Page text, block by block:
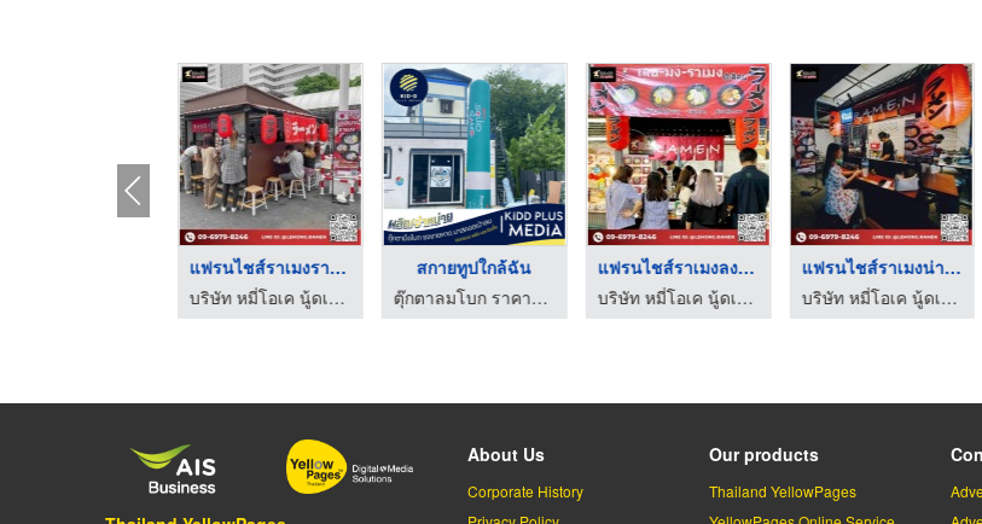
แฟรนไชส์ราเมงราคาถูก
บริษัท หมี่โอเค นู้ดเดิ้ล จำกัด
สกายทูปใกล้ฉัน
ตุ๊กตาลมโบก ราคาถูก - คิดดี พลัส มีเดีย
แฟรนไชส์ราเมงลงทุนน้ ...
บริษัท หมี่โอเค นู้ดเดิ้ล จำกัด
แฟรนไชส์ราเมงน่าลงทุ ...
บริษัท หมี่โอเค นู้ดเดิ้ล จำกัด
About Us
Corporate History
Our products
Thailand YellowPages